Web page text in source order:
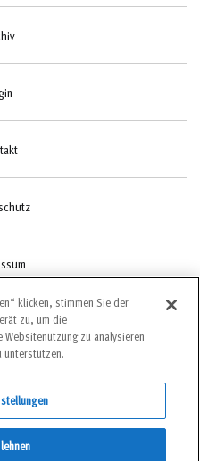
klicken, stimmen Sie der
zu, um die
zu analysieren
unterstützen.